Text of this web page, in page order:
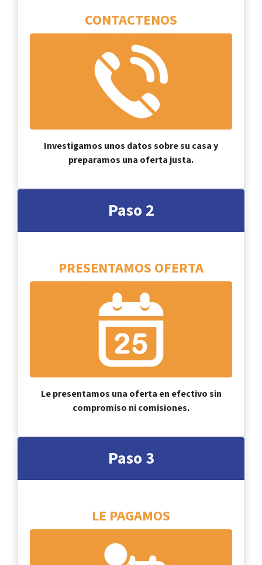
CONTACTENOS
Investigamos unos datos sobre su casa y
preparamos una oferta justa.
Paso 2
PRESENTAMOS OFERTA
Le presentamos una oferta en efectivo sin
compromiso ni comisiones.
Paso 3
LE PAGAMOS